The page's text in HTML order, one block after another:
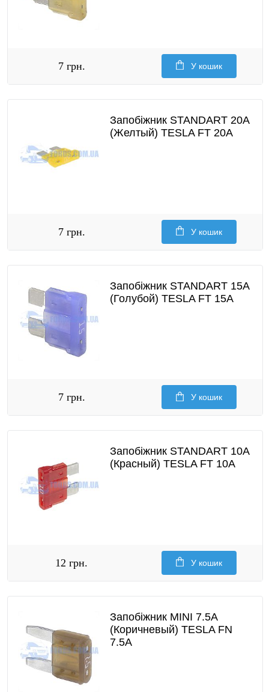
7 грн. У кошик
Запобіжник STANDART 20A
(Желтый) TESLA FT 20A
7 грн. У кошик
Запобіжник STANDART 15A
(Голубой) TESLA FT 15A
7 грн. У кошик
Запобіжник STANDART 10A
(Красный) TESLA FT 10A
12 грн. У кошик
Запобіжник MINI 7.5A
(Коричневый) TESLA FN
7.5A